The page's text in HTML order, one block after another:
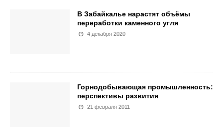
В Забайкалье нарастят объёмы
переработки каменного угля
4 декабря 2020
Горнодобывающая промышленность:
перспективы развития
21 февраля 2011